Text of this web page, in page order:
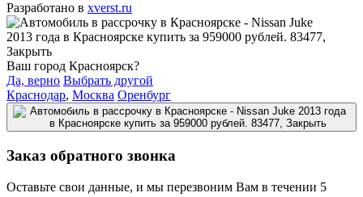
Разработано в xverst.ru
Ваш город Красноярск?
Да, верно Выбрать другой
Краснодар, Москва Оренбург
Заказ обратного звонка
Оставьте свои данные, и мы перезвоним Вам в течении 5